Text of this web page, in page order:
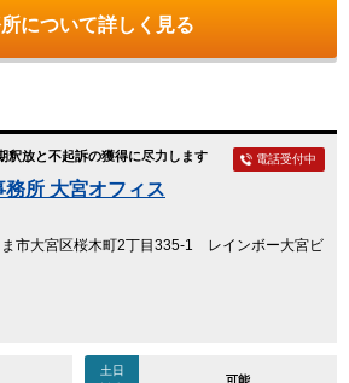
について詳しく見る
釈放と不起訴の獲得に尽力します
所 大宮オフィス
市大宮区桜木町2丁目335-1 レインボー大宮ビ
電話受付中
土日
可能